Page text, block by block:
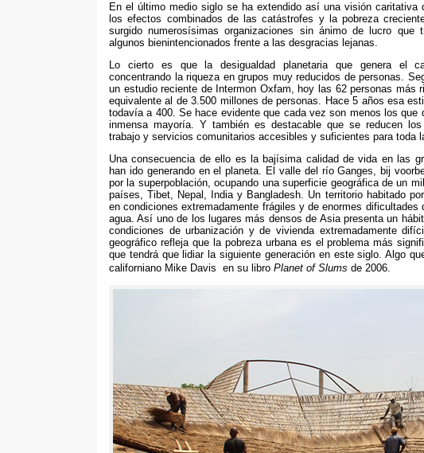
En el último medio siglo se ha extendido así una visión caritativa
los efectos combinados de las catástrofes y la pobreza
surgido numerosísimas organizaciones sin ánimo de lucro que
algunos bienintencionados frente a las desgracias lejanas.
Lo cierto es que la desigualdad planetaria que genera el
concentrando la riqueza en grupos muy reducidos de personas
un estudio reciente de Intermon Oxfam
hoy las 62personas más
equivalente al de3.500 millones de personas Hace5 años esa
todavía a 400.Se hace evidente que cada vez son menos los que
inmensa mayoría
Y también es destacable que se reducen
trabajo y servicios comunitarios accesibles y suficientes para toda
Una consecuencia de ello es la bajísima calidad de vida en las
han ido generando en el planeta
El valle del río Ganges , bij
por la superpoblación,ocupando una superficie geográfica de un
países ,Tibet Nepal India y Bangladesh Un territorio habitado por
en condiciones extremadamente frágiles y de enormes
agua .Así uno de los lugares más densos de Asia presenta un
condiciones de urbanización y de vivienda extremadamente
geográfico refleja que la pobreza urbana es el problema más
que tendrá que lidiar la siguiente generación en este siglo .Algo
californiano Mike Davis en su libro Planet of Slums de 2006.